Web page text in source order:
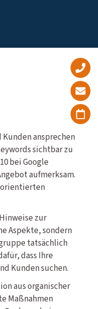
ansprechen
sichtbar zu
bei Google
aufmerksam.
zur
Aspekte, sondern
tatsächlich
dass Ihre
Kunden suchen.
aus organischer
Maßnahmen